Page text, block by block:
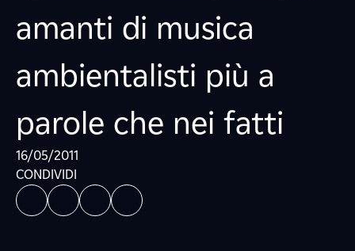
amanti di musica
ambientalisti più a
parole che nei fatti
16/05/2011
CONDIVIDI